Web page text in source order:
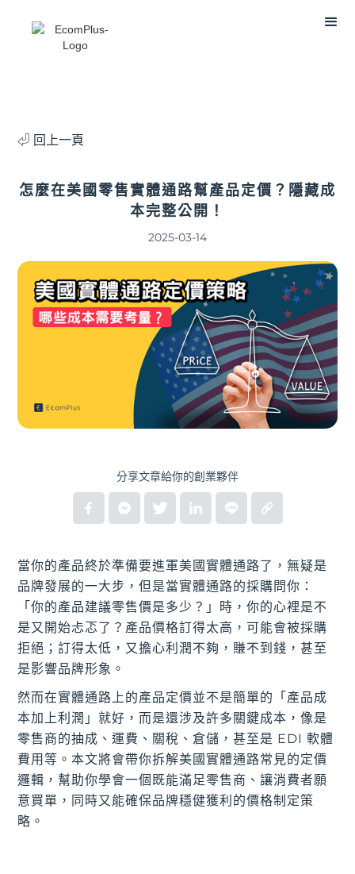
⏎ 回上一頁
怎麼在美國零售實體通路幫產品定價？隱藏成
本完整公開！
2025-03-14
分享文章給你的創業夥伴
當你的產品終於準備要進軍美國實體通路了，無疑是
品牌發展的一大步，但是當實體通路的採購問你：
「你的產品建議零售價是多少？」時，你的心裡是不
是又開始忐忑了？產品價格訂得太高，可能會被採購
拒絕；訂得太低，又擔心利潤不夠，賺不到錢，甚至
是影響品牌形象。
然而在實體通路上的產品定價並不是簡單的「產品成
本加上利潤」就好，而是還涉及許多關鍵成本，像是
零售商的抽成、運費、關稅、倉儲，甚至是 EDI 軟體
費用等。本文將會帶你拆解美國實體通路常見的定價
邏輯，幫助你學會一個既能滿足零售商、讓消費者願
意買單，同時又能確保品牌穩健獲利的價格制定策
略。